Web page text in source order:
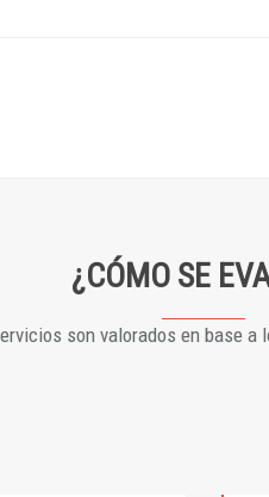
¿CÓMO SE
son valorados en base a